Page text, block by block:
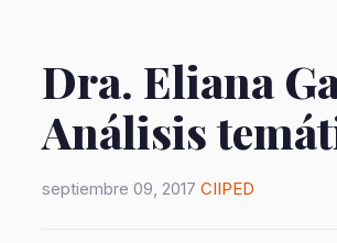
Dra. Eliana
Análisis
septiembre 09, 2017 CIIPED